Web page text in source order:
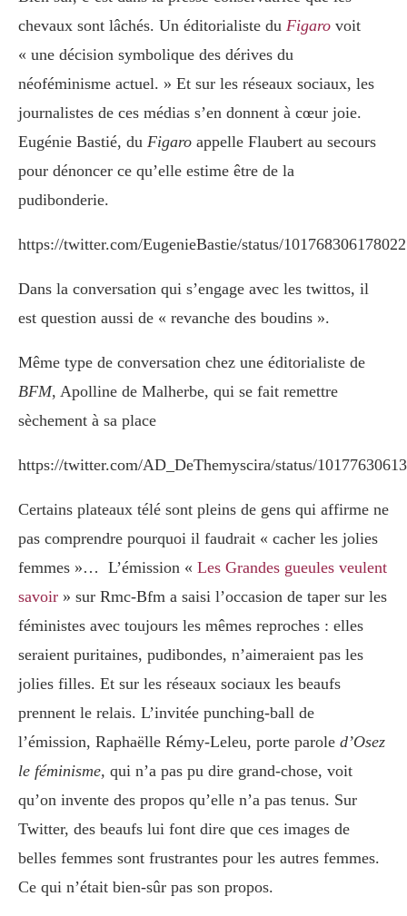
chevaux sont lâchés. Un éditorialiste du Figaro voit
« une décision symbolique des dérives du
néoféminisme actuel. » Et sur les réseaux sociaux, les
journalistes de ces médias s’en donnent à cœur joie.
Eugénie Bastié, du Figaro appelle Flaubert au secours
pour dénoncer ce qu’elle estime être de la
pudibonderie.
https://twitter.com/EugenieBastie/status/
Dans la conversation qui s’engage avec les twittos, il
est question aussi de « revanche des boudins ».
Même type de conversation chez une éditorialiste de
BFM, Apolline de Malherbe, qui se fait remettre
sèchement à sa place
https://twitter.com/AD_DeThemyscira/status/
Certains plateaux télé sont pleins de gens qui affirme ne
pas comprendre pourquoi il faudrait « cacher les jolies
femmes »… L’émission « Les Grandes gueules veulent
savoir » sur Rmc-Bfm a saisi l’occasion de taper sur les
féministes avec toujours les mêmes reproches : elles
seraient puritaines, pudibondes, n’aimeraient pas les
jolies filles. Et sur les réseaux sociaux les beaufs
prennent le relais. L’invitée punching-ball de
l’émission, Raphaëlle Rémy-Leleu, porte parole d’Osez
le féminisme, qui n’a pas pu dire grand-chose, voit
qu’on invente des propos qu’elle n’a pas tenus. Sur
Twitter, des beaufs lui font dire que ces images de
belles femmes sont frustrantes pour les autres femmes.
Ce qui n’était bien-sûr pas son propos.